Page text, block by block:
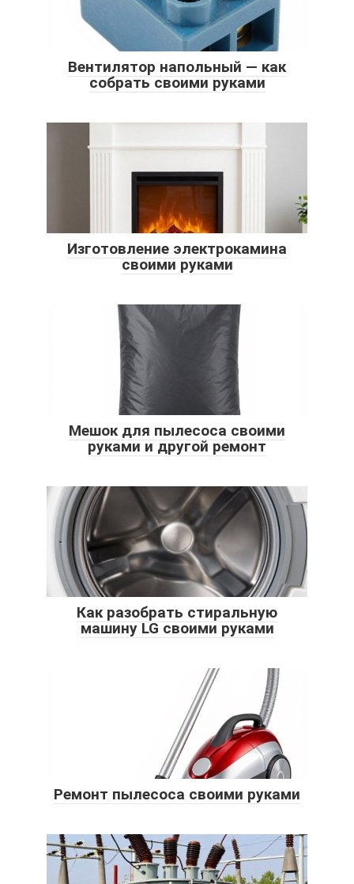
Вентилятор напольный — как
собрать своими руками
Изготовление электрокамина
своими руками
Мешок для пылесоса своими
руками и другой ремонт
Как разобрать стиральную
машину LG своими руками
Ремонт пылесоса своими руками